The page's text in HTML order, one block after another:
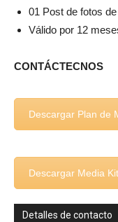
01 Post de fotos
Válido por 12
CONTÁCTECNOS
Descargar Plan de
Descargar Media
Detalles de contacto